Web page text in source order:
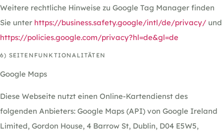
Weitere rechtliche Hinweise zu Google Tag Manager finden
Sie unter https://business.safety.google/intl/de/privacy/ und
https://policies.google.com/privacy?hl=de&gl=de
6) SEITENFUNKTIONALITÄTEN
Google Maps
Diese Webseite nutzt einen Online-Kartendienst des
folgenden Anbieters: Google Maps (API) von Google Ireland
Limited, Gordon House, 4 Barrow St, Dublin, D04 E5W5,